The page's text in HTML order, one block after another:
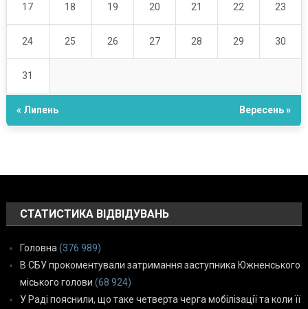
17 18 19 20 21 22 23
24 25 26 27 28 29 30
31
« Липень Вересень »
СТАТИСТИКА ВІДВІДУВАНЬ
Головна (376 989)
В СБУ прокоментували затримання заступника Южненського
міського голови (68 924)
У Раді пояснили, що таке четверта черга мобілізації та коли її